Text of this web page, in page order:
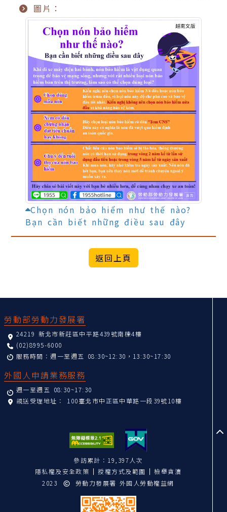
圖片：
Chọn nón bảo hiểm như thế nào?
Bạn cần biết những điều sau đây
勞動部勞動力發展署
24219 新北市新莊區中平路439號南棟4樓
(02)8995-6000
服務時間：週一至週五 08:30~12:30，13:30~17:30
外國人申請業務服務
週一至週五 08:30~17:30
親送受理地址： 100臺北市中正區中華路一段39號10樓
參訪累計：19,397人次
隱私權及安全政策
授權方式及範圍
檢舉貪瀆
2023
勞動力發展署 外國人勞動權益網
至